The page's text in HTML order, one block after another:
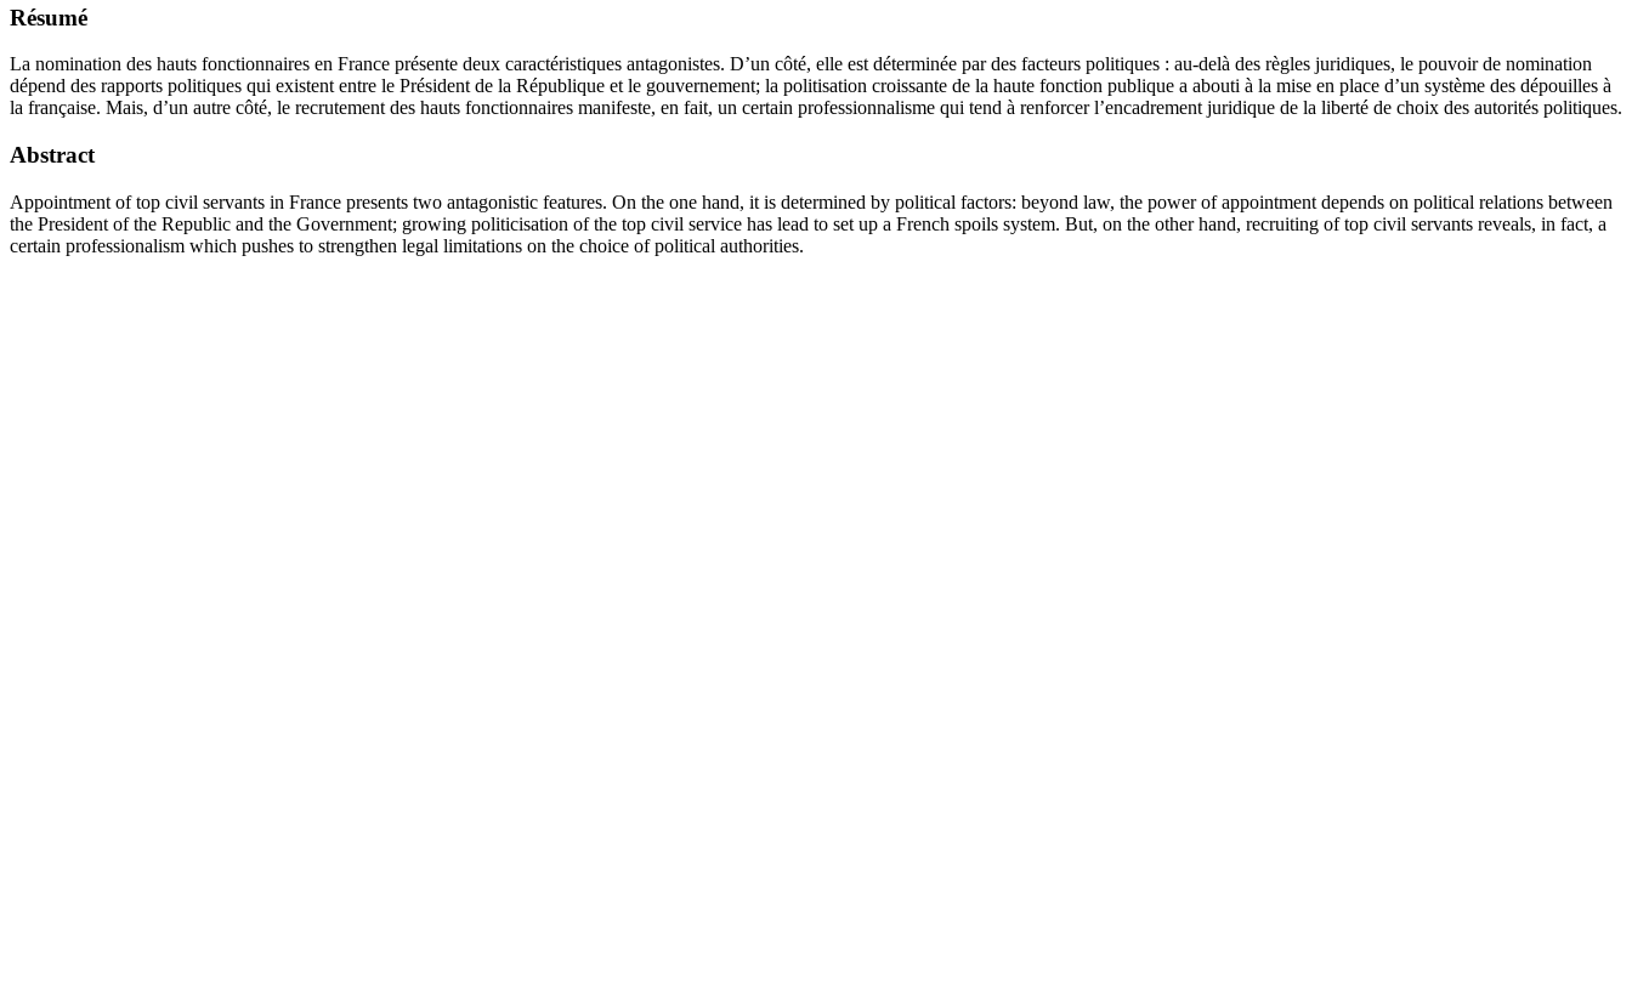
Résumé
La nomination des hauts fonctionnaires en France présente deux caractéristiques antagonistes. D’un côté, elle est déterminée par des facteurs politiques : au-delà des règles juridiques, le pouvoir de nomination
dépend des rapports politiques qui existent entre le Président de la République et le gouvernement; la politisation croissante de la haute fonction publique a abouti à la mise en place d’un système des dépouilles à
la française. Mais, d’un autre côté, le recrutement des hauts fonctionnaires manifeste, en fait, un certain professionnalisme qui tend à renforcer l’encadrement juridique de la liberté de choix des autorités politiques.
Abstract
Appointment of top civil servants in France presents two antagonistic features. On the one hand, it is determined by political factors: beyond law, the power of appointment depends on political relations between
the President of the Republic and the Government; growing politicisation of the top civil service has lead to set up a French spoils system. But, on the other hand, recruiting of top civil servants reveals, in fact, a
certain professionalism which pushes to strengthen legal limitations on the choice of political authorities.